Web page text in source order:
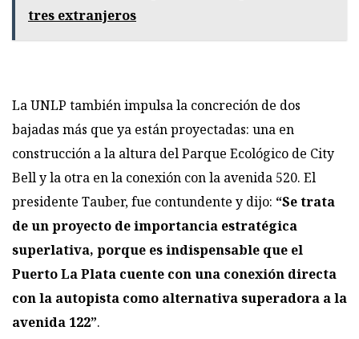
tres extranjeros
La UNLP también impulsa la concreción de dos
bajadas más que ya están proyectadas: una en
construcción a la altura del Parque Ecológico de City
Bell y la otra en la conexión con la avenida 520. El
presidente Tauber, fue contundente y dijo: “Se trata
de un proyecto de importancia estratégica
superlativa, porque es indispensable que el
Puerto La Plata cuente con una conexión directa
con la autopista como alternativa superadora a la
avenida 122”.